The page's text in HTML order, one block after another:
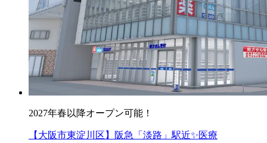
2027年春以降オープン可能！
【大阪市東淀川区】阪急「淡路」駅近✨医療